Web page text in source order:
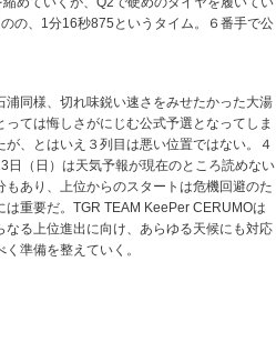
の、1分16秒875というタイム。６番手で公
同様、切れ味鋭い速さをみせたかった大湯
っては悔しさがにじむ公式予選となってしま
が、とはいえ３列目は悪い位置ではない。４
日（日）は天気予報が現在のところ読めない
もあり、上位からのスタートは危機回避のた
は重要だ。TGR TEAM KeePer CERUMOは
なる上位進出に向け、あらゆる天候にも対応
く準備を整えていく。